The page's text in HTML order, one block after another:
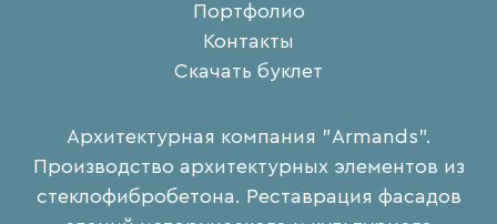
Портфолио
Контакты
Скачать буклет
Архитектурная компания "Armands".
Производство архитектурных элементов из
стеклофибробетона. Реставрация фасадов